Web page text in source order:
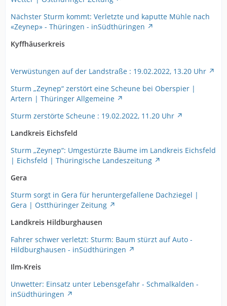
Nächster Sturm kommt: Verletzte und kaputte Mühle nach
«Zeynep» - Thüringen - inSüdthüringen
Kyffhäuserkreis
Verwüstungen auf der Landstraße : 19.02.2022, 13.20 Uhr
Sturm „Zeynep“ zerstört eine Scheune bei Oberspier |
Artern | Thüringer Allgemeine
Sturm zerstörte Scheune : 19.02.2022, 11.20 Uhr
Landkreis Eichsfeld
Sturm „Zeynep“: Umgestürzte Bäume im Landkreis Eichsfeld
| Eichsfeld | Thüringische Landeszeitung
Gera
Sturm sorgt in Gera für heruntergefallene Dachziegel |
Gera | Ostthüringer Zeitung
Landkreis Hildburghausen
Fahrer schwer verletzt: Sturm: Baum stürzt auf Auto -
Hildburghausen - inSüdthüringen
Ilm-Kreis
Unwetter: Einsatz unter Lebensgefahr - Schmalkalden -
inSüdthüringen